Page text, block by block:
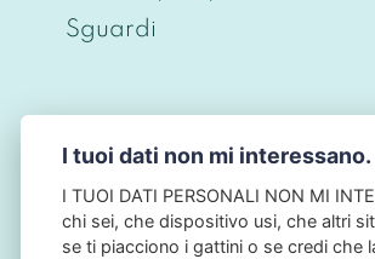
Sguardi
© CHRISTIAN BERNIERI 2026 -
ITO698O43O968 - PRIVACY BY
TRACKING • NO COOKIES - NB:
NON HA ALCUN LEGAME CON
I tuoi dati non mi interessano.
I TUOI DATI PERSONALI NON MI
chi sei, che dispositivo usi, che altri
se ti piacciono i gattini o se credi che